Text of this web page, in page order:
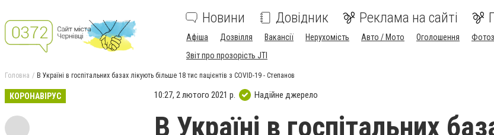
Новини Довідник Реклама на сайті
Афіша Дозвілля Вакансії Нерухомість Авто / Мото Оголошення
Звіт про прозорість JTI
Головна В Україні в госпітальних базах лікують більше 18 тис пацієнтів з COVID-19 - Степанов
КОРОНАВІРУС 10:27, 2 лютого 2021 р. Надійне джерело
В Україні в госпітальних